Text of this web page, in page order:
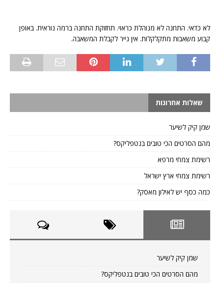
לא כדאי. התחנה לא מנוהלת כראוי. תחזוקת התחנה ברמה נוראית. באופן
קבוע משאבות מתקלקלות. אין נייר לקבלת המשאבה.
שאלות אחרונות
שמן קיק לשיער
מהם הסרטים הכי טובים בנטפליקס?
רשימת צמחי מרפא
רשימת צמחי ארץ ישראל
כמה כסף יש לאילון מאסק?
שמן קיק לשיער
מהם הסרטים הכי טובים בנטפליקס?